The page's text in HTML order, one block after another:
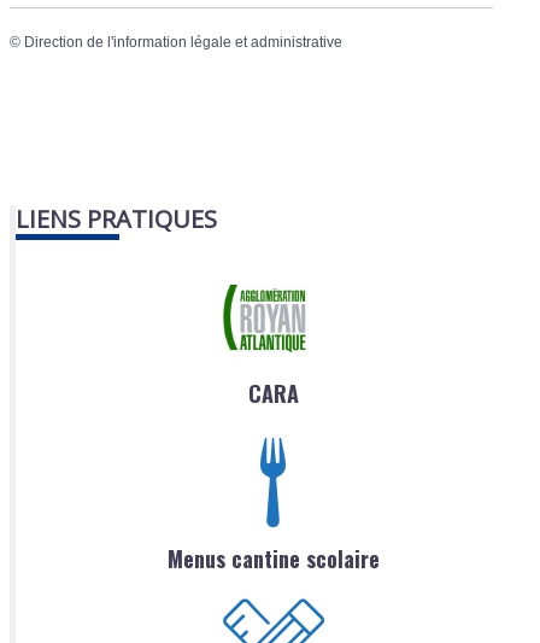
© Direction de l'information légale et administrative
LIENS PRATIQUES
CARA
Menus cantine scolaire